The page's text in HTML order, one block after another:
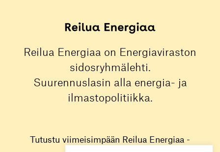
Reilua Energiaa on Energiaviraston
sidosryhmälehti.
Suurennuslasin alla energia- ja
ilmastopolitiikka.
Tutustu viimeisimpään Reilua Energiaa -